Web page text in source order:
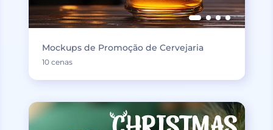
Mockups de Promoção de Cervejaria
10 cenas